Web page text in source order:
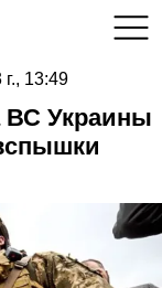
13:49
ВС Украины